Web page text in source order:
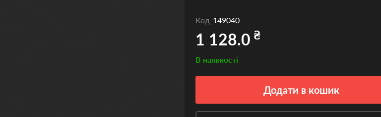
Код 149040
1 128.0 ₴
В наявності
Додати в кошик